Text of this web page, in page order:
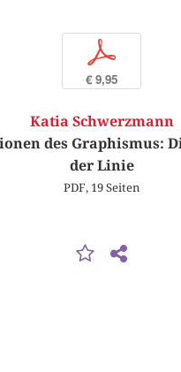
p
€ 9,95
Katia Schwerzmann
des Graphismus:
der Linie
PDF, 19 Seiten